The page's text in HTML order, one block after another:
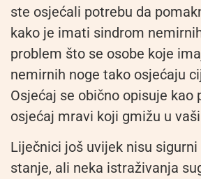
ste osjećali potrebu da
kako je imati sindrom
problem što se osobe koje
nemirnih noge tako osjećaju
Osjećaj se obično opisuje kao
osjećaj mravi koji gmižu u
Liječnici još uvijek nisu
stanje, ali neka istraživanja